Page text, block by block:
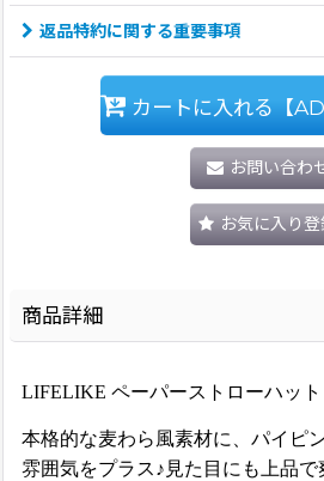
返品特約に関する重要事項
カートに入れる【
お問い合わ
お気に入り登
商品詳細
LIFELIKE ペーパーストローハット
本格的な麦わら風素材に、パイピ
雰囲気をプラス♪見た目にも上品